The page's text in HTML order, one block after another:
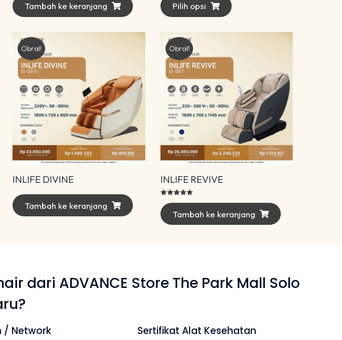
Tambah ke keranjang Pilih opsi
Obral!
INLIFE DIVINE
Tambah ke keranjang
Obral!
INLIFE REVIVE
dari 5
Tambah ke keranjang
dari ADVANCE Store The Park Mall Solo
/ Network
Sertifikat Alat Kesehatan